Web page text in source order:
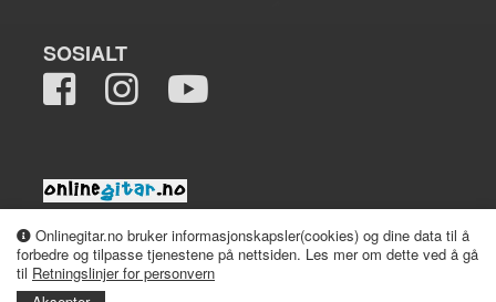
Onlinegitar.no bruker informasjonskapsler(cookies) og dine data til å
forbedre og tilpasse tjenestene på nettsiden. Les mer om dette ved å gå
til Retningslinjer for personvern
SOSIALT
2008-2026 onlinegitar.no